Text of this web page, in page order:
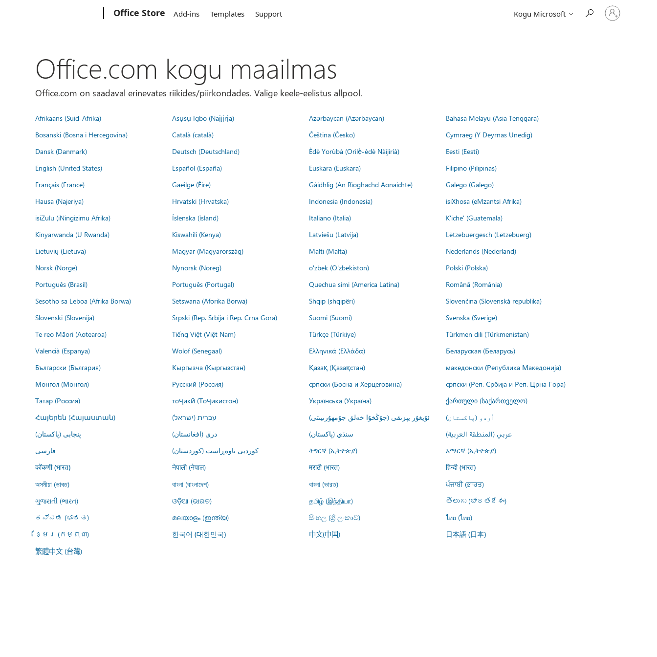
Office Store Add-ins Templates Support Kogu Microsoft
Logige
sisse
oma
Office.com kogu maailmas
Office.com on saadaval erinevates riikides/piirkondades. Valige keele-eelistus allpool.
Afrikaans (Suid-Afrika) Asụsụ Igbo (Naịjịrịa) Azərbaycan (Azərbaycan)
Bahasa Melayu (Asia Tenggara)
Bosanski (Bosna i Hercegovina)
Català (català) Čeština (Česko)
Cymraeg (Y Deyrnas Unedig)
Dansk (Danmark)
Deutsch (Deutschland) Èdè Yorùbá (Orilẹ̀-èdè Nàìjíríà)
Eesti (Eesti)
English (United States)
Español (España) Euskara (Euskara)
Filipino (Pilipinas)
Français (France)
Gaeilge (Éire) Gàidhlig (An Rìoghachd Aonaichte)
Galego (Galego)
Hausa (Najeriya)
Hrvatski (Hrvatska) Indonesia (Indonesia)
isiXhosa (eMzantsi Afrika)
isiZulu (iNingizimu Afrika)
Íslenska (ísland) Italiano (Italia)
K'iche' (Guatemala)
Kinyarwanda (U Rwanda)
Kiswahili (Kenya) Latviešu (Latvija)
Lëtzebuergesch (Lëtzebuerg)
Lietuvių (Lietuva)
Magyar (Magyarország) Malti (Malta)
Nederlands (Nederland)
Norsk (Norge)
Nynorsk (Noreg) o'zbek (O'zbekiston)
Polski (Polska)
Português (Brasil)
Português (Portugal) Quechua simi (America Latina)
Română (România)
Sesotho sa Leboa (Afrika Borwa)
Setswana (Aforika Borwa) Shqip (shqipëri)
Slovenčina (Slovenská republika)
Slovenski (Slovenija)
Srpski (Rep. Srbija i Rep. Crna Gora) Suomi (Suomi)
Svenska (Sverige)
Te reo Māori (Aotearoa)
Tiếng Việt (Việt Nam) Türkçe (Türkiye)
Türkmen dili (Türkmenistan)
Valencià (Espanya)
Wolof (Senegaal) Ελληνικά (Ελλάδα)
Беларуская (Беларусь)
Български (България)
Кыргызча (Кыргызстан) Қазақ (Қазақстан)
македонски (Република Македонија)
Монгол (Монгол)
Русский (Россия) српски (Босна и Херцеговина)
српски (Реп. Србија и Реп. Црна Гора)
Татар (Россия)
тоҷикӣ (Тоҷикистон) Українська (Україна)
ქართული (საქართველო)
Հայերեն (Հայաստան)
עברית (ישראל) ئۇيغۇر يېزىقى (جۇڭخۇا خەلق جۇمھۇرىيىتى)
اُردو (پاکستان)
پنجابی (پاکستان)
درى (افغانستان) سنڌي (پاکستان)
عربي (المنطقة العربية)
فارسى
کوردیی ناوەڕاست (کوردستان) ትግርኛ (ኢትዮጵያ) አማርኛ (ኢትዮጵያ)
कोंकणी (भारत) नेपाली (नेपाल) मराठी (भारत) हिन्दी (भारत)
অসমীয়া (ভাৰত) বাংলা (বাংলাদেশ) বাংলা (ভারত)
ਪੰਜਾਬੀ (ਭਾਰਤ)
ગુજરાતી (ભારત)
ଓଡ଼ିଆ (ଭାରତ) தமிழ் (இந்தியா)
తెలుగు (భారతదేశం)
ಕನ್ನಡ (ಭಾರತ)
മലയാളം (ഇന്ത്യ) සිංහල (ශ්‍රී ලංකාව)
ไทย (ไทย)
ខ្មែរ (កម្ពុជា)
한국어 (대한민국) 中文(中国) 日本語 (日本)
繁體中文 (台灣)